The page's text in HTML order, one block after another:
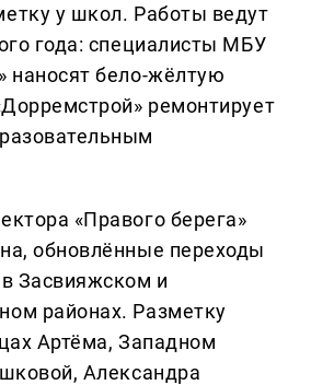
у школ. Работы ведут
года: специалисты МБУ
наносят бело-жёлтую
ремонтирует
«Правого берега»
обновлённые переходы
Засвияжском и
районах. Разметку
Артёма, Западном
Александра